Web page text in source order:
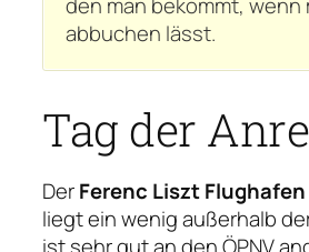
den man bekommt, wenn
abbuchen lässt.
Tag der
DerFerenc Liszt Flughafen
liegt ein wenig außerhalb
ist sehr gut an den ÖPNV